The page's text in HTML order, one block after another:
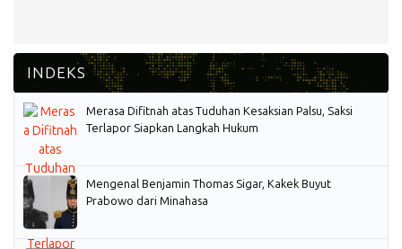
Merasa Difitnah atas Tuduhan Kesaksian Palsu, Saksi
Terlapor Siapkan Langkah Hukum
Mengenal Benjamin Thomas Sigar, Kakek Buyut
Prabowo dari Minahasa